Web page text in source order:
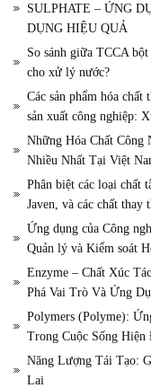
SULPHATE – ỨNG
DỤNG HIỆU QUẢ
So sánh giữa TCCA
cho xử lý nước?
Các sản phẩm hóa
sản xuất công nghiệp:
Những Hóa Chất
Nhiều Nhất Tại Việt
Phân biệt các loại chất
Javen, và các chất thay
Ứng dụng của Công
Quản lý và Kiểm soát
Enzyme – Chất Xúc
Phá Vai Trò Và Ứng
Polymers (Polyme):
Trong Cuộc Sống Hiện
Năng Lượng Tái Tạo:
Lai